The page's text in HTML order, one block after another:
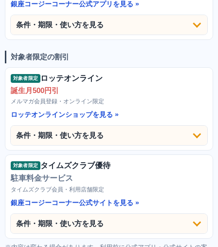
銀座コージーコーナー公式アプリを見る
条件・期限・使い方を見る
対象者限定の割引
対象者限定
ロッテオンライン
誕生月500円引
メルマガ会員登録・オンライン限定
ロッテオンラインショップを見る
条件・期限・使い方を見る
対象者限定 タイムズクラブ優待
駐車料金サービス
タイムズクラブ会員・利用店舗限定
銀座コージーコーナー公式サイトを見る
条件・期限・使い方を見る